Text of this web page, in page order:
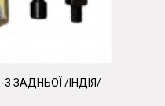
ЗАДНЬОЇ /ІНДІЯ/